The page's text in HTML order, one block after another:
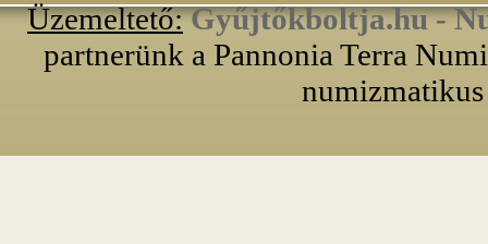
Üzemeltető: Gyűjtőkboltja.hu -
partnerünk a Pannonia Terra
numizmatikus